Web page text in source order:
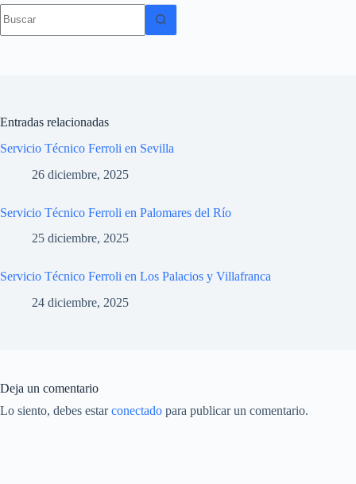
resultados
Entradas relacionadas
Servicio Técnico Ferroli en Sevilla
26 diciembre, 2025
Servicio Técnico Ferroli en Palomares del Río
25 diciembre, 2025
Servicio Técnico Ferroli en Los Palacios y Villafranca
24 diciembre, 2025
Deja un comentario
Lo siento, debes estarconectado para publicar un comentario.